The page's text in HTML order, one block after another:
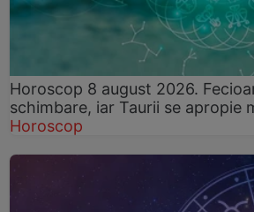
Horoscop 8 august 2026.
schimbare, iar Taurii se apropie
Horoscop